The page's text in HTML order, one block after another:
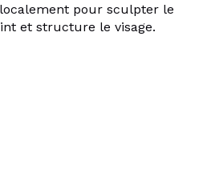
pour sculpter le
et structure le visage.